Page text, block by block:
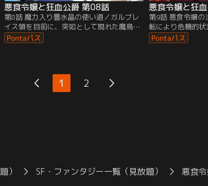
悪食令嬢と狂血公爵 第08話
第8話 魔力入り曇水晶の使い道／ガルブレ
イス領を目前に、突如として現れた魔鳥・
ベルゲニオンの大群に襲われるアリスティ
ードたち。猛スピードで距離を取りつつ、
はこの状況を打開するため、魔力が溜まっ
た曇水晶に思いつく限りの魔法陣を描き込
み、アリスティードへと託すのだった。
悪食令嬢と狂
第9話 悪食令嬢
転により危機的
地であるガルブ
ドレーグに到着
1 2
） SF・ファンタジー一覧（見放題） 悪食